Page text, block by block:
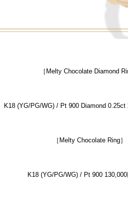
［Melty Chocolate Diamond
K18 (YG/PG/WG) / Pt 900 Diamond 0.25ct
［Melty Chocolate Ring］
K18 (YG/PG/WG) / Pt 900